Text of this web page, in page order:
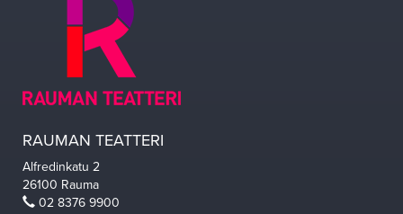
RAUMAN TEATTERI
Alfredinkatu 2
26100 Rauma
02 8376 9900